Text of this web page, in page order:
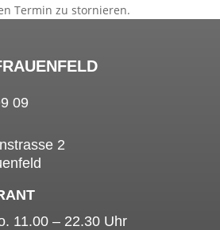
Termin zu stornieren.
09
2
11.00 – 22.30 Uhr